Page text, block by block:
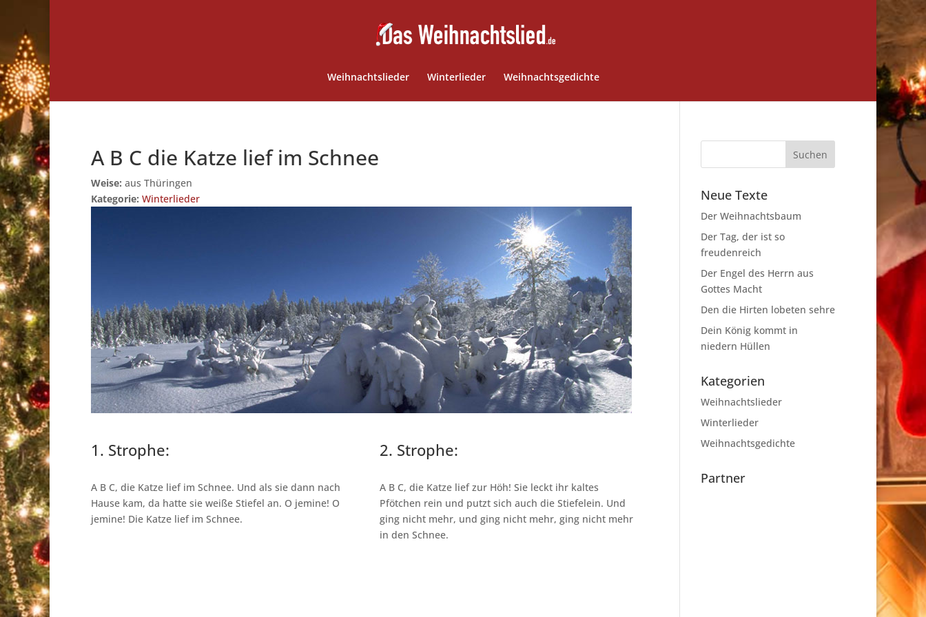
Weihnachtslieder Winterlieder Weihnachtsgedichte
A B C die Katze lief im Schnee
Weise: aus Thüringen
Kategorie: Winterlieder
1. Strophe:
A B C, die Katze lief im Schnee. Und als sie dann nach
Hause kam, da hatte sie weiße Stiefel an. O jemine! O
jemine! Die Katze lief im Schnee.
2. Strophe:
A B C, die Katze lief zur Höh! Sie leckt ihr kaltes
Pfötchen rein und putzt sich auch die Stiefelein. Und
ging nicht mehr, und ging nicht mehr, ging nicht mehr
in den Schnee.
Neue Texte
Der Weihnachtsbaum
Der Tag, der ist so
freudenreich
Der Engel des Herrn aus
Gottes Macht
Den die Hirten lobeten sehre
Dein König kommt in
niedern Hüllen
Kategorien
Weihnachtslieder
Winterlieder
Weihnachtsgedichte
Partner